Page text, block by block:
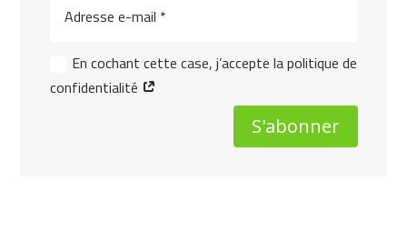
En cochant cette case, j’accepte la politique de
confidentialité
S'abonner